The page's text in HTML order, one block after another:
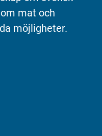
mat och
möjligheter.